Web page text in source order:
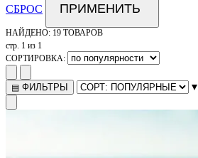
СБРОС ПРИМЕНИТЬ
НАЙДЕНО: 19 ТОВАРОВ
стр. 1 из 1
СОРТИРОВКА:
▤ ФИЛЬТРЫ ▾